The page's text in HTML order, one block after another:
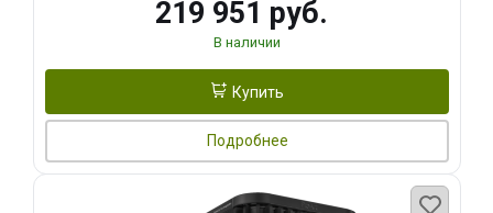
219 951 руб.
В наличии
Купить
Подробнее